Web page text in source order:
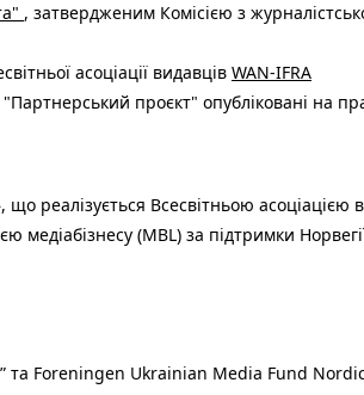
, затвердженим Комісією з
асоціації видавців WAN-IFRA
проєкт" опубліковані на
реалізується Всесвітньою асоціацією
(MBL) за підтримки
та Foreningen Ukrainian Media Fund